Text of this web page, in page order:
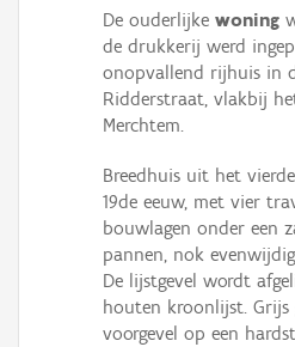
De ouderlijke woning
de drukkerij werd
onopvallend rijhuis in
Ridderstraat, vlakbij
Merchtem.
Breedhuis uit het
19de eeuw, met vier
bouwlagen onder een
pannen, nok
De lijstgevel wordt
houten kroonlijst. Grijs
voorgevel op een